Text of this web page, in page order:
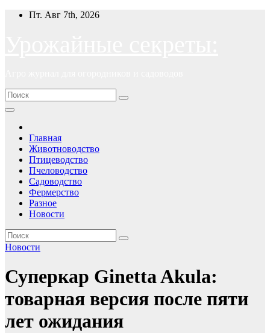
ПерейтиПт. Авг 7th, 2026
Главная
Животноводство
Птицеводство
Пчеловодство
Садоводство
Фермерство
Разное
Новости
Новости
Суперкар Ginetta Akula:
товарная версия после пяти
лет ожидания